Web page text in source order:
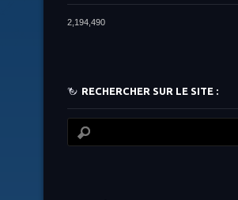
2,194,490
RECHERCHER SUR LE SITE :